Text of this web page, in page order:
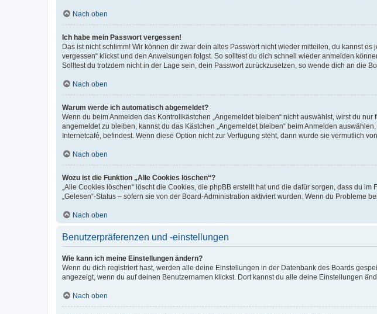
Nach oben
Ich habe mein Passwort vergessen!
Das ist nicht schlimm! Wir können dir zwar dein altes Passwort nicht wieder mitteilen, du kannst
vergessen“ klickst und den Anweisungen folgst. So solltest du dich schnell wieder anmelden
Solltest du trotzdem nicht in der Lage sein, dein Passwort zurückzusetzen, so wende dich an die
Nach oben
Warum werde ich automatisch abgemeldet?
Wenn du beim Anmelden das Kontrollkästchen „Angemeldet bleiben“ nicht auswählst, wirst du
angemeldet zu bleiben, kannst du das Kästchen „Angemeldet bleiben“ beim Anmelden
Internetcafé, befindest. Wenn diese Option nicht zur Verfügung steht, dann wurde sie vermutlich
Nach oben
Wozu ist die Funktion „Alle Cookies löschen“?
„Alle Cookies löschen“ löscht die Cookies, die phpBB erstellt hat und die dafür sorgen, dass du
„Gelesen“-Status – sofern sie von der Board-Administration aktiviert wurden. Wenn du Probleme
Nach oben
Benutzerpräferenzen und -einstellungen
Wie kann ich meine Einstellungen ändern?
Wenn du dich registriert hast, werden alle deine Einstellungen in der Datenbank des Boards
angezeigt, wenn du auf deinen Benutzernamen klickst. Dort kannst du alle deine Einstellungen
Nach oben